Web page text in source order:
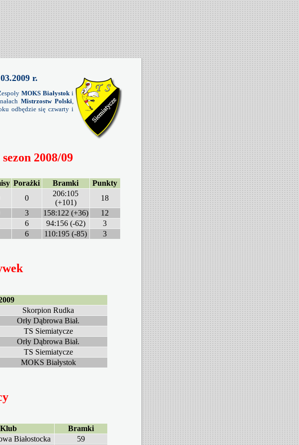
r.
MOKS Białystoki
Mistrzostw Polski,
odbędzie się czwarty i
2008/09
Porażki Bramki
Punkty
0
206:105
(+101)
18
3 158:122 (+36)
12
6 94:156 (-62)
3
6 110:195 (-85) 3
Skorpion Rudka
Orły Dąbrowa Biał.
TS Siemiatycze
Orły Dąbrowa Biał.
TS Siemiatycze
MOKS Białystok
Klub
Bramki
Białostocka 59